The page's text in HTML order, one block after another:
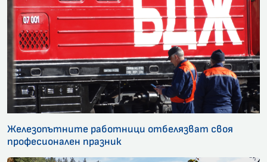
Железопътните работници отбелязват своя
професионален празник